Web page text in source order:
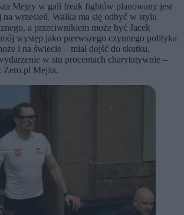
Mejzy w gali freak fightów planowany jest
wrzesień. Walka ma się odbyć w stylu
a przeciwnikiem może być Jacek
występ jako pierwszego czynnego polityka
i na świecie – miał dojść do skutku,
w stu procentach charytatywnie –
Mejza.